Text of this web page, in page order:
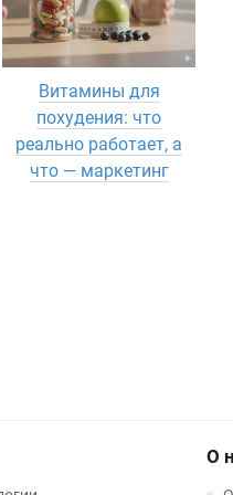
Витамины для
похудения: что
реально работает, а
что — маркетинг
О